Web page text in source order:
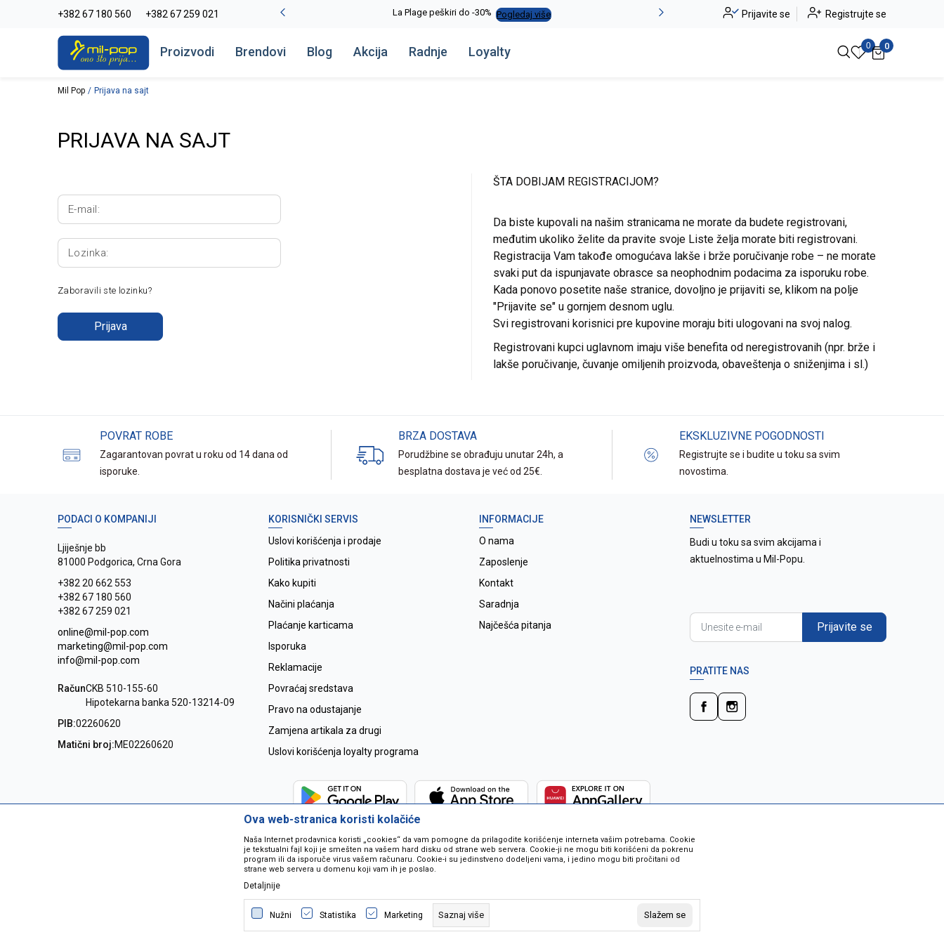
+382 67 180 560 +382 67 259 021
-20% na kompletan asortiman Pogledaj više La Plage peškiri do -30% Pogledaj više Alma Ras do -50% Pogledaj više
Prijavite se Registrujte se
Proizvodi Brendovi Blog Akcija Radnje Loyalty 0 0
Mil Pop Prijava na sajt
PRIJAVA NA SAJT
E-mail:
Lozinka:
Zaboravili ste lozinku?
Prijava
ŠTA DOBIJAM REGISTRACIJOM?
Da biste kupovali na našim stranicama ne morate da budete registrovani,
međutim ukoliko želite da pravite svoje Liste želja morate biti registrovani.
Registracija Vam takođe omogućava lakše i brže poručivanje robe – ne morate
svaki put da ispunjavate obrasce sa neophodnim podacima za isporuku robe.
Kada ponovo posetite naše stranice, dovoljno je prijaviti se, klikom na polje
"Prijavite se" u gornjem desnom uglu.
Svi registrovani korisnici pre kupovine moraju biti ulogovani na svoj nalog.
Registrovani kupci uglavnom imaju više benefita od neregistrovanih (npr. brže i
lakše poručivanje, čuvanje omiljenih proizvoda, obaveštenja o sniženjima i sl.)
POVRAT ROBE
Zagarantovan povrat u roku od 14 dana od
isporuke.
BRZA DOSTAVA
Porudžbine se obrađuju unutar 24h, a
besplatna dostava je već od 25€.
EKSKLUZIVNE POGODNOSTI
Registrujte se i budite u toku sa svim
novostima.
PODACI O KOMPANIJI
Ljiješnje bb
81000 Podgorica, Crna Gora
+382 20 662 553
+382 67 180 560
+382 67 259 021
online@mil-pop.com
marketing@mil-pop.com
info@mil-pop.com
RačunCKB 510-155-60
Hipotekarna banka 520-13214-09
PIB:02260620
Matični broj:ME02260620
KORISNIČKI SERVIS
Uslovi korišćenja i prodaje
Politika privatnosti
Kako kupiti
Načini plaćanja
Plaćanje karticama
Isporuka
Reklamacije
Povraćaj sredstava
Pravo na odustajanje
Zamjena artikala za drugi
Uslovi korišćenja loyalty programa
INFORMACIJE
O nama
Zaposlenje
Kontakt
Saradnja
Najčešća pitanja
NEWSLETTER
Budi u toku sa svim akcijama i
aktuelnostima u Mil-Popu.
Prijavite se
PRATITE NAS
Nastojimo da budemo što precizniji u opisu proizvoda, prikazu slika i samih cijena ali ne možemo garantovati da su sve informacije kompletne i bez
grešaka. Svi artikli na sajtu su dio naše ponude i ne podrazumjeva se da su dostupni u svakom trenutku. Raspoloživost robe možete provjeriti besplatnim
pozivom na broj 067259021.
©2026www.mil-pop.com, IzradaNB SOFT. Sva prava zadržana.
Ova web-stranica koristi kolačiće
Naša Internet prodavnica koristi „cookies“ da vam pomogne da prilagodite korišćenje interneta vašim potrebama. Cookie
je tekstualni fajl koji je smešten na vašem hard disku od strane web servera. Cookie-ji ne mogu biti korišćeni da pokrenu
program ili da isporuče virus vašem računaru. Cookie-i su jedinstveno dodeljeni vama, i jedino mogu biti pročitani od
strane web servera u domenu koji vam ih je poslao.
Detaljnije
Nužni Statistika Marketing Saznaj više Slažem se